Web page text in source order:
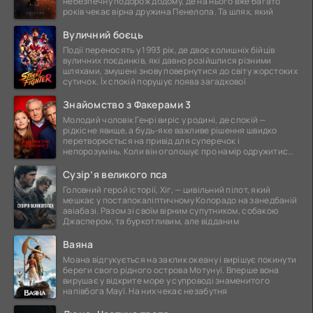
років чекає вірна дружина Пенелопа. Та шлях, який
Вуличний боєць
Події переносять у 1993 рік, де двоє колишніх бійців
вуличних поєдинків, які давно розійшлися різними
шляхами, змушені знову повернутися до світу жорстоких
сутичок. Їх спокій порушує поява загадкової
Знайомство з Факерами 3
Молодий чоловік Генрі виріс у родині, де спокій —
рідкісне явище, а будь-яке важливе рішення швидко
перетворюється на привід для суперечок і
непорозумінь. Коли він оголошує про намір одружитися,
Сузір’я великого пса
Головний герой історії, Хіг, — цивільний пілот, який
мешкає у постапокаліптичному Колорадо на занедбаній
авіабазі. Разом зі своїм вірним супутником, собакою
Джаспером, та буркотливим, але відданим
Ваяна
Моана відгукується на заклик океану і вирішує покинути
береги свого рідного острова Мотунуї. Вперше вона
вирушає у відкрите море у супроводі знаменитого
напівбога Мауї. На них чекає незабутня